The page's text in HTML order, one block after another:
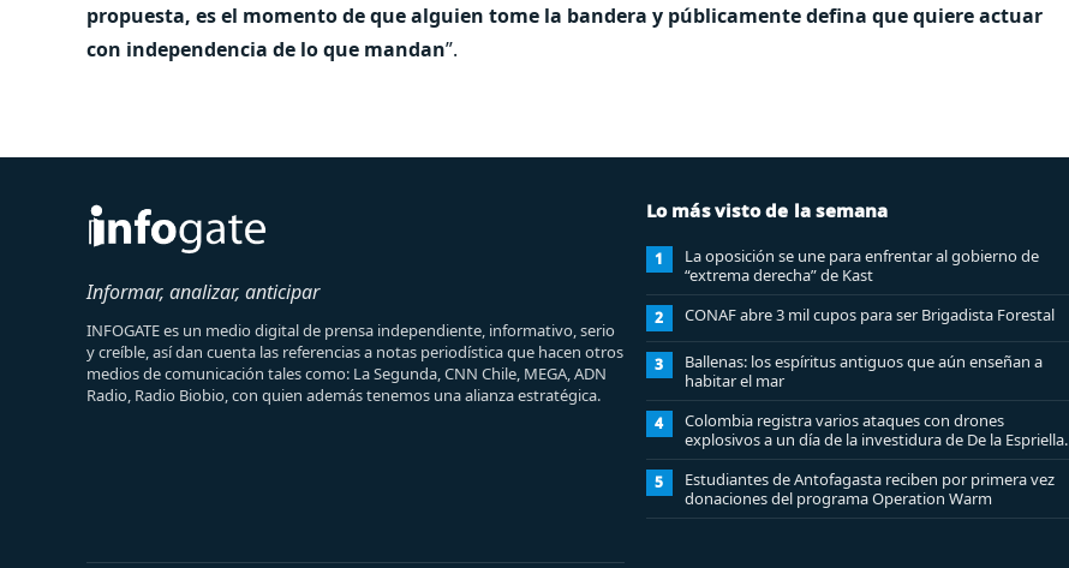
propuesta, es el momento de que alguien tome la bandera y públicamente defina que quiere actuar
con independencia de lo que mandan”.
Informar, analizar, anticipar
INFOGATE es un medio digital de prensa independiente, informativo, serio
y creíble, así dan cuenta las referencias a notas periodística que hacen otros
medios de comunicación tales como: La Segunda, CNN Chile, MEGA, ADN
Radio, Radio Biobio, con quien además tenemos una alianza estratégica.
Lo más visto de la semana
1
La oposición se une para enfrentar al gobierno de
“extrema derecha” de Kast
2 CONAF abre 3 mil cupos para ser Brigadista Forestal
3
Ballenas: los espíritus antiguos que aún enseñan a
habitar el mar
4
Colombia registra varios ataques con drones
explosivos a un día de la investidura de De la Espriella:
un policía muerto
5
Estudiantes de Antofagasta reciben por primera vez
donaciones del programa Operation Warm